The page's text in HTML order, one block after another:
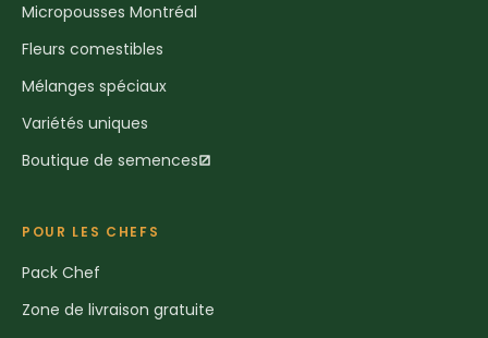
Micropousses Montréal
Fleurs comestibles
Mélanges spéciaux
Variétés uniques
Boutique de semences
POUR LES CHEFS
Pack Chef
Zone de livraison gratuite